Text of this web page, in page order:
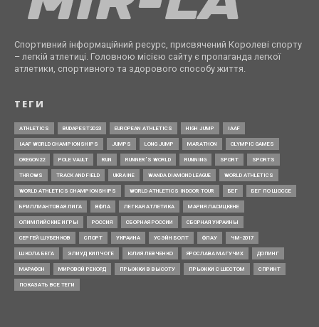
Спортивний інформаційний ресурс, присвячений Королеві спорту
– легкій атлетиці. Головною місією сайту є пропаганда легкої
атлетики, спортивного та здорового способу життя.
ТЕГИ
ATHLETICS BUDAPEST2023 EUROPEAN ATHLETICS HIGH JUMP IAAF
IAAF WORLD CHAMPIONSHIPS JUMPS LONG JUMP MARATHON OLYMPIC GAMES
OREGON22 POLE VAULT RUN RUNNER’S WORLD RUNNING SPORT SPORTS
THROWS TRACK AND FIELD UKRAINE WANDA DIAMOND LEAGUE WORLD ATHLETICS
WORLD ATHLETICS CHAMPIONSHIPS WORLD ATHLETICS INDOOR TOUR БЕГ БЕГ ПО ШОССЕ
БРИЛЛИАНТОВАЯ ЛИГА ВФЛА ЛЕГКАЯ АТЛЕТИКА МАРИЯ ЛАСИЦКЕНЕ
ОЛИМПИЙСКИЕ ИГРЫ РОССИЯ СБОРНАЯ РОССИИ СБОРНАЯ УКРАИНЫ
СЕРГЕЙ ШУБЕНКОВ СПОРТ УКРАИНА УСЭЙН БОЛТ ФЛАУ ЧМ-2017
ШКОЛА БЕГА ЭЛИУД КИПЧОГЕ ЮЛИЯ ЛЕВЧЕНКО ЯРОСЛАВА МАГУЧИХ ДОПИНГ
МАРАФОН МИРОВОЙ РЕКОРД ПРЫЖКИ В ВЫСОТУ ПРЫЖКИ С ШЕСТОМ СПРИНТ
ПОКАЗАТЬ ВСЕ ТЕГИ